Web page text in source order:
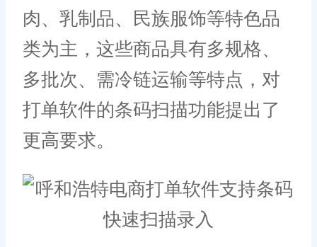
肉、乳制品、民族服饰等特色品
类为主，这些商品具有多规格、
多批次、需冷链运输等特点，对
打单软件的条码扫描功能提出了
更高要求。